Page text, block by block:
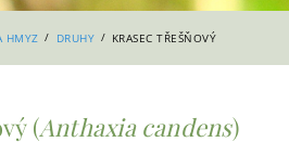
HMYZ / DRUHY / KRASEC TŘEŠŇOVÝ
(Anthaxia candens)